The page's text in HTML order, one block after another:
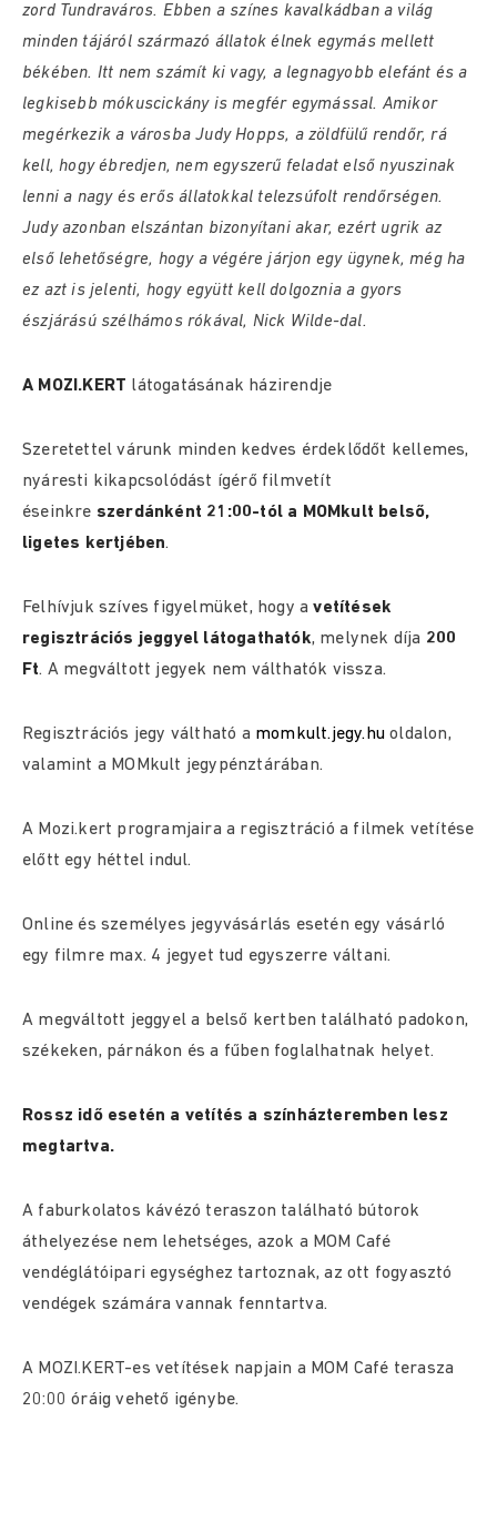
zord Tundraváros. Ebben a színes kavalkádban a világ
minden tájáról származó állatok élnek egymás mellett
békében. Itt nem számít ki vagy, a legnagyobb elefánt és a
legkisebb mókuscickány is megfér egymással. Amikor
megérkezik a városba Judy Hopps, a zöldfülű rendőr, rá
kell, hogy ébredjen, nem egyszerű feladat első nyuszinak
lenni a nagy és erős állatokkal telezsúfolt rendőrségen.
Judy azonban elszántan bizonyítani akar, ezért ugrik az
első lehetőségre, hogy a végére járjon egy ügynek, még ha
ez azt is jelenti, hogy együtt kell dolgoznia a gyors
észjárású szélhámos rókával, Nick Wilde-dal.
A MOZI.KERT látogatásának házirendje
Szeretettel várunk minden kedves érdeklődőt kellemes,
nyáresti kikapcsolódást ígérő filmvetít
éseinkre szerdánként 21:00-tól a MOMkult belső,
ligetes kertjében.
Felhívjuk szíves figyelmüket, hogy avetítések
regisztrációs jeggyel látogathatók, melynek díja 200
Ft. A megváltott jegyek nem válthatók vissza.
Regisztrációs jegy váltható a momkult.jegy.hu oldalon,
valamint a MOMkult jegypénztárában.
A Mozi.kert programjaira a regisztráció a filmek vetítése
előtt egy héttel indul.
Online és személyes jegyvásárlás esetén egy vásárló
egy filmre max. 4 jegyet tud egyszerre váltani.
A megváltott jeggyel a belső kertben található padokon,
székeken, párnákon és a fűben foglalhatnak helyet.
Rossz idő esetén a vetítés a színházteremben lesz
megtartva.
A faburkolatos kávézó teraszon található bútorok
áthelyezése nem lehetséges, azok a MOM Café
vendéglátóipari egységhez tartoznak, az ott fogyasztó
vendégek számára vannak fenntartva.
A MOZI.KERT-es vetítések napjain a MOM Café terasza
20:00 óráig vehető igénybe.